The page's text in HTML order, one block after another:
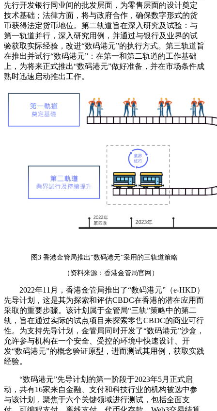
先行开发银行同业间的批发层面，为零售层面的设计奠定
技术基础；法律方面，将与政府合作，确保数字形式的货
币获得法定货币地位。第二轨道旨在深入研究及试验：与
第一轨道并行，深入研究用例，并通过与银行及业界的试
验获取实际经验，改进“数码港元”的执行方式。第三轨道旨
在推出并试行“数码港元”：在第一和第二轨道的工作基础
上，为将来正式推出“数码港元”做好准备，并在市场条件成
熟时迅速启动推出工作。
图3 香港金管局推出“数码港元”采用的三轨道策略
（资料来源：香港金管局官网）
2022年11月，香港金管局推出了“数码港元”（e-HKD）
先导计划，这是其为探索和评估CBDC在香港的潜在应用而
采取的重要步骤。该计划属于金管局“三轨”策略中的第二
轨，旨在通过实际的试点项目来探索零售CBDC的商业可行
性。为支持先导计划，金管局同时开发了“数码港元”沙盒，
允许参与机构在一个安全、受控的环境中快速设计、开
发“数码港元”的概念验证原型，进而测试其用例，获取实践
经验。
“数码港元”先导计划的第一阶段于2023年5月正式启
动，共有16家来自金融、支付和科技行业的机构被选中参
与该计划，聚焦于六个关键领域进行测试，包括全面支